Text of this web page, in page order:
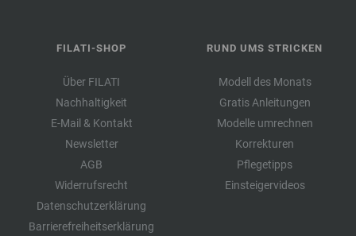
FILATI-SHOP
Über FILATI
Nachhaltigkeit
E-Mail & Kontakt
Newsletter
AGB
Widerrufsrecht
Datenschutzerklärung
Barrierefreiheitserklärung
RUND UMS STRICKEN
Modell des Monats
Gratis Anleitungen
Modelle umrechnen
Korrekturen
Pflegetipps
Einsteigervideos